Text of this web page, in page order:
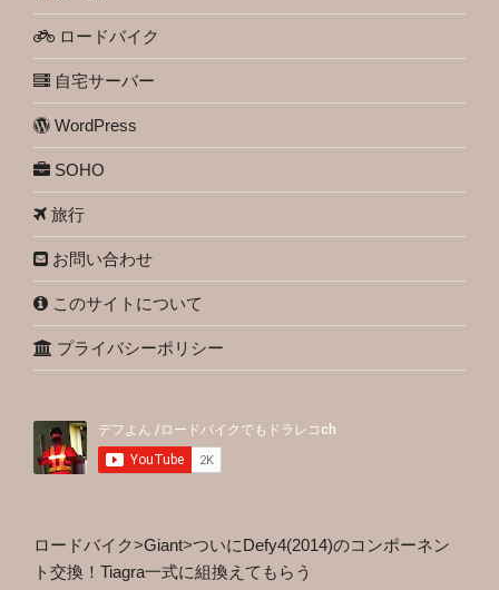
ロードバイク
自宅サーバー
WordPress
SOHO
旅行
お問い合わせ
このサイトについて
プライバシーポリシー
ロードバイク>Giant>ついにDefy4(2014)のコンポーネン
ト交換！Tiagra一式に組換えてもらう